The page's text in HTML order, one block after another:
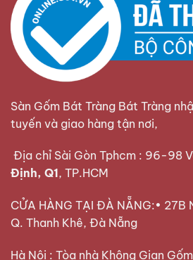
Sàn Gốm Bát Tràng Bát Tràng
tuyến và giao hàng tận nơi,
Địa chỉ Sài Gòn Tphcm : 96-98
Định, Q1, TP.HCM
CỬA HÀNG TẠI ĐÀ NẴNG:• 27B
Q. Thanh Khê, Đà Nẵng
Hà Nội : Tòa nhà Không Gian